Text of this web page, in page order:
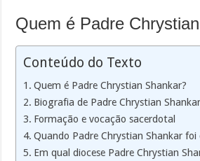
Quem é Padre
Conteúdo do Texto
Quem é Padre Chrystian Shankar?
Biografia de Padre Chrystian Shankar
Formação e vocação sacerdotal
Quando Padre Chrystian Shankar foi
Em qual diocese Padre Chrystian